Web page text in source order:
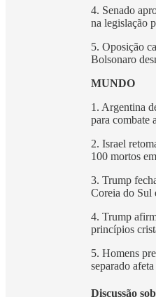
4. Senado
na legislação
5. Oposição
Bolsonaro
MUNDO
1. Argentina
para combate
2. Israel
100 mortos
3. Trump
Coreia do Sul
4. Trump
princípios
5. Homens
separado
Discussão